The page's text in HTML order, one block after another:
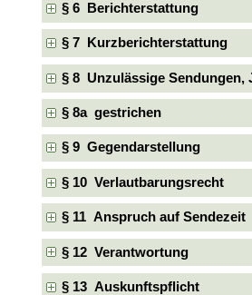
§ 6 Berichterstattung
§ 7 Kurzberichterstattung
§ 8 Unzulässige Sendungen,
§ 8a gestrichen
§ 9 Gegendarstellung
§ 10 Verlautbarungsrecht
§ 11 Anspruch auf Sendezeit
§ 12 Verantwortung
§ 13 Auskunftspflicht